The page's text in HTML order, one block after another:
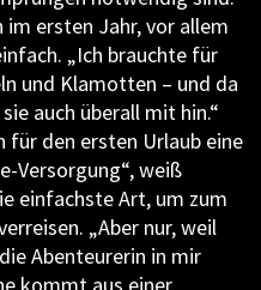
im ersten Jahr, vor allem
„Ich brauchte für
und Klamotten – und da
auch überall mit hin.“
für den ersten Urlaub eine
Versorgung“, weiß
einfachste Art, um zum
„Aber nur, weil
Abenteurerin in mir